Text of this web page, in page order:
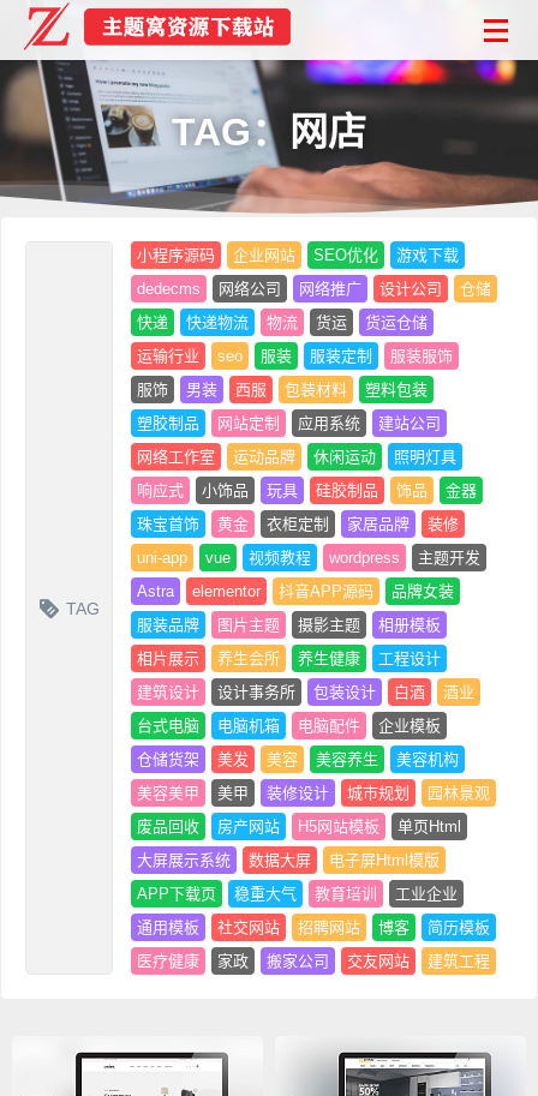
TAG：网店
TAG
小程序源码 企业网站 SEO优化
游戏下载
dedecms
网络公司 网络推广 设计公司
仓储
快递
快递物流 物流 货运
货运仓储
运输行业
seo 服装 服装定制
服装服饰
服饰
男装 西服 包装材料
塑料包装
塑胶制品
网站定制 应用系统
建站公司
网络工作室
运动品牌 休闲运动
照明灯具
响应式
小饰品 玩具 硅胶制品 饰品
金器
珠宝首饰
黄金 衣柜定制 家居品牌
装修
uni-app
vue 视频教程 wordpress
主题开发
Astra
elementor 抖音APP源码
品牌女装
服装品牌
图片主题 摄影主题
相册模板
相片展示
养生会所 养生健康
工程设计
建筑设计
设计事务所 包装设计 白酒
酒业
台式电脑
电脑机箱 电脑配件
企业模板
仓储货架
美发 美容 美容养生
美容机构
美容美甲
美甲 装修设计 城市规划
园林景观
废品回收
房产网站 H5网站模板
单页Html
大屏展示系统
数据大屏
电子屏Html模版
APP下载页
稳重大气 教育培训
工业企业
通用模板
社交网站 招聘网站 博客
简历模板
医疗健康
家政 搬家公司 交友网站 建筑工程